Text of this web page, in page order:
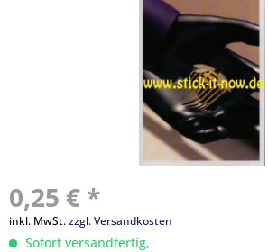
0,25 € *
inkl. MwSt.zzgl. Versandkosten
Sofort versandfertig,